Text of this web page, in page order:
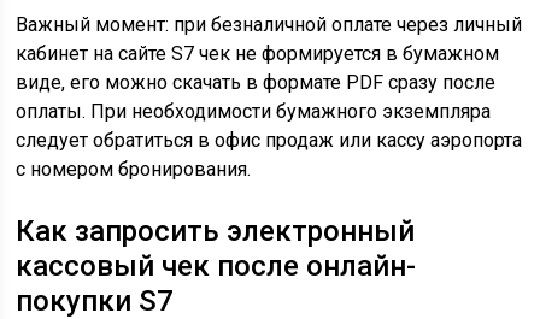
Важный момент: при безналичной оплате через личный
кабинет на сайте S7 чек не формируется в бумажном
виде, его можно скачать в формате PDF сразу после
оплаты. При необходимости бумажного экземпляра
следует обратиться в офис продаж или кассу аэропорта
с номером бронирования.
Как запросить электронный
кассовый чек после онлайн-
покупки S7